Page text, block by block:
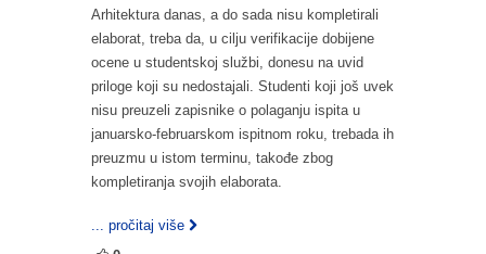
Arhitektura danas, a do sada nisu kompletirali
elaborat, treba da, u cilju verifikacije dobijene
ocene u studentskoj službi, donesu na uvid
priloge koji su nedostajali. Studenti koji još uvek
nisu preuzeli zapisnike o polaganju ispita u
januarsko-februarskom ispitnom roku, trebada ih
preuzmu u istom terminu, takođe zbog
kompletiranja svojih elaborata.
... pročitaj više